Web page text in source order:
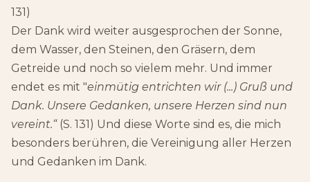
131)
Der Dank wird weiter ausgesprochen der Sonne,
dem Wasser, den Steinen, den Gräsern, dem
Getreide und noch so vielem mehr. Und immer
endet es mit "einmütig entrichten wir (...) Gruß und
Dank. Unsere Gedanken, unsere Herzen sind nun
vereint.“(S. 131) Und diese Worte sind es, die mich
besonders berühren, die Vereinigung aller Herzen
und Gedanken im Dank.